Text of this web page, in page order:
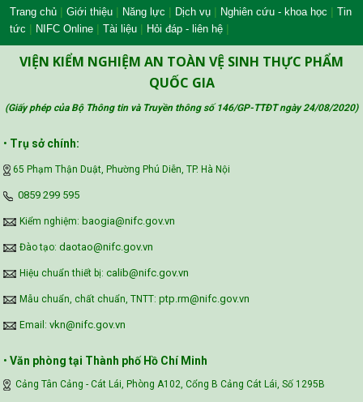
Công đoàn Y tế Việt Nam
Safe Food for Growth Project (SAFEGRO)
Vietnam Center for Food Safety Risk
Trang chủ | Giới thiệu | Năng lực | Dịch vụ | Nghiên cứu - khoa học | Tin
tức | NIFC Online | Tài liệu | Hỏi đáp - liên hệ |
VIỆN KIỂM NGHIỆM AN TOÀN VỆ SINH THỰC PHẨM
QUỐC GIA
(Giấy phép của Bộ Thông tin và Truyền thông số 146/GP-TTĐT ngày 24/08/2020)
• Trụ sở chính:
65 Phạm Thận Duật, Phường Phú Diễn, TP. Hà Nội
‪0859 299 595‬
Kiểm nghiệm: baogia@nifc.gov.vn
Đào tạo: daotao@nifc.gov.vn
Hiệu chuẩn thiết bị: calib@nifc.gov.vn
Mẫu chuẩn, chất chuẩn, TNTT: ptp.rm@nifc.gov.vn
Email: vkn@nifc.gov.vn
• Văn phòng tại Thành phố Hồ Chí Minh
Cảng Tân Cảng - Cát Lái, Phòng A102, Cổng B Cảng Cát Lái, Số 1295B